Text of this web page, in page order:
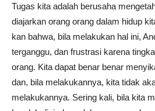
Tugas kita adalah berusaha
diajarkan orang orang dalam hidup
kan bahwa, bila melakukan hal ini,
terganggu, dan frustrasi karena
orang. Kita dapat benar benar
dan, bila melakukannya, kita tidak
melakukannya. Sering kali, bila kita